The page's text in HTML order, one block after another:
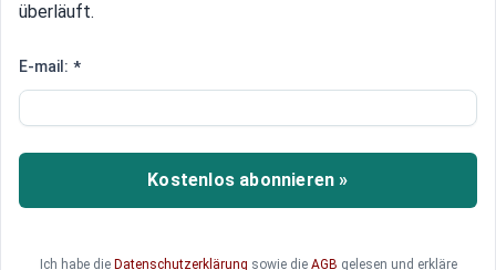
Die Türkei ist die dominante
Tarek Megerisi, Analyst am European Council on
Foreign Relations, sagt, dass die Türkei von nun
an die dominante Macht in Libyen ist. Die
Er fordert Europa auf, sich als Vermittler
überläuft.
E-mail: *
Kostenlos abonnieren »
Ich habe die Datenschutzerklärung sowie die AGB gelesen und erkläre